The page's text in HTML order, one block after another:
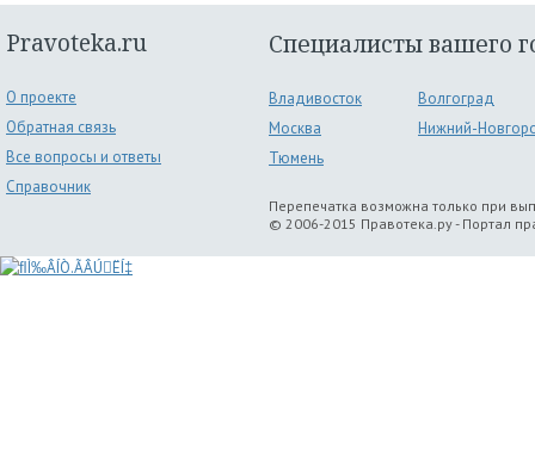
Pravoteka.ru
О проекте
Обратная связь
Все вопросы и ответы
Справочник
Специалисты вашего
Владивосток
Волгоград
Москва
Нижний-
Тюмень
Перепечатка возможна только при
© 2006-2015 Правотека.ру - Портал